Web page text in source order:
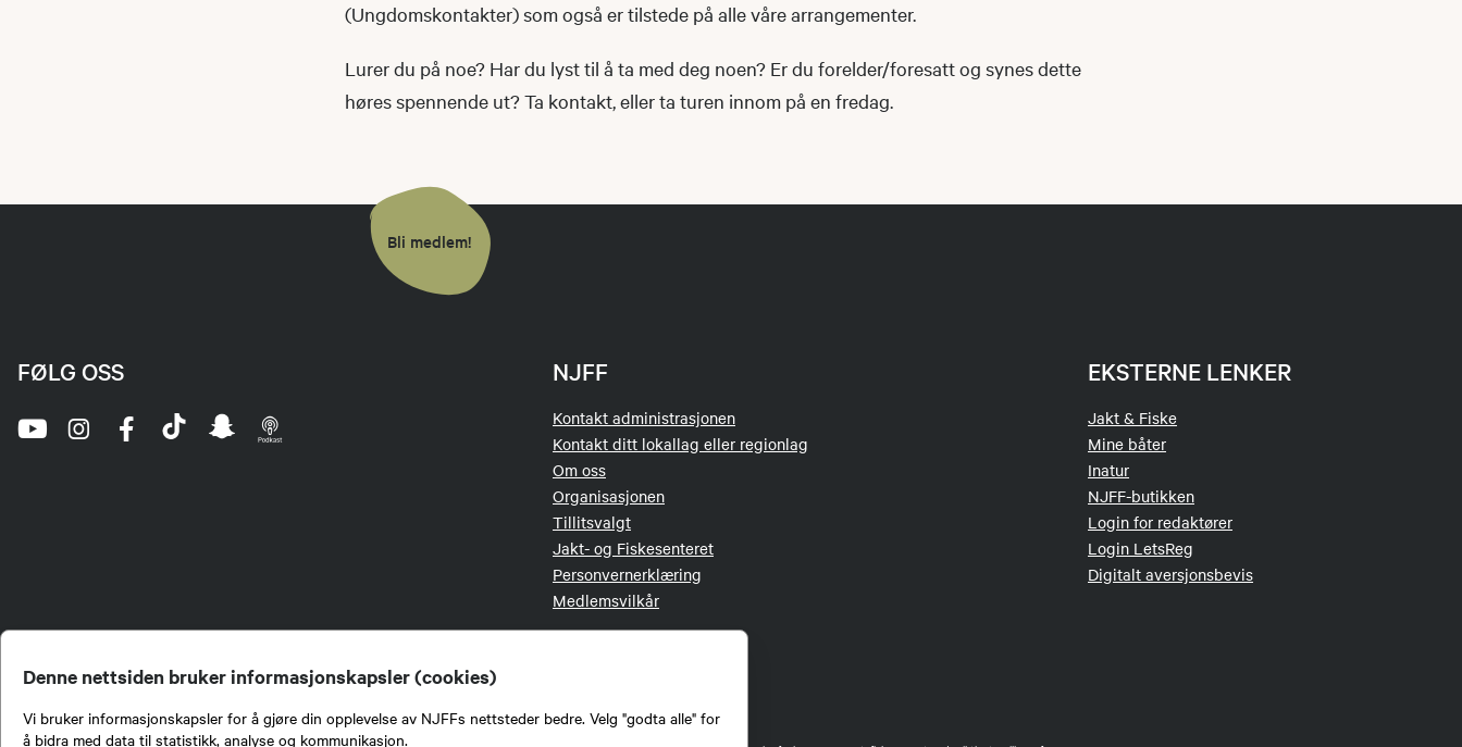
Denne nettsiden bruker informasjonskapsler (cookies)
Vi bruker informasjonskapsler for å gjøre din opplevelse av NJFFs nettsteder bedre. Velg "godta alle" for
å bidra med data til statistikk, analyse og kommunikasjon.
(Ungdomskontakter) som også er tilstede på alle våre arrangementer.
Lurer du på noe? Har du lyst til å ta med deg noen? Er du forelder/foresatt og synes dette
høres spennende ut? Ta kontakt, eller ta turen innom på en fredag.
Bli medlem!
NJFF
Kontakt administrasjonen
Kontakt ditt lokallag eller regionlag
Om oss
Organisasjonen
Tillitsvalgt
Jakt- og Fiskesenteret
Personvernerklæring
Medlemsvilkår
EKSTERNE LENKER
Jakt & Fiske
Mine båter
Inatur
NJFF-butikken
Login for redaktører
Login LetsReg
Digitalt aversjonsbevis
FØLG OSS